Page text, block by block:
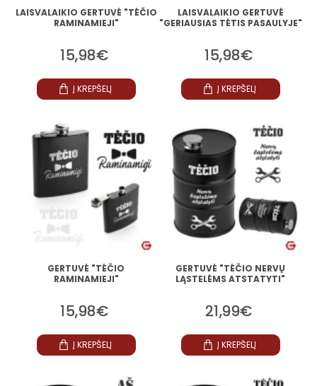
LAISVALAIKIO GERTUVĖ "TĖČIO
RAMINAMIEJI"
15,98€
Į KREPŠELĮ
LAISVALAIKIO GERTUVĖ
"GERIAUSIAS TĖTIS PASAULYJE"
15,98€
Į KREPŠELĮ
GERTUVĖ "TĖČIO
RAMINAMIEJI"
15,98€
Į KREPŠELĮ
GERTUVĖ "TĖČIO NERVŲ
LĄSTELĖMS ATSTATYTI"
21,99€
Į KREPŠELĮ